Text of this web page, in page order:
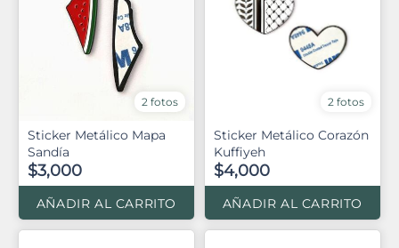
2 fotos
Sticker Metálico Mapa
Sandía
$3,000
AÑADIR AL CARRITO
2 fotos
Sticker Metálico Corazón
Kuffiyeh
$4,000
AÑADIR AL CARRITO